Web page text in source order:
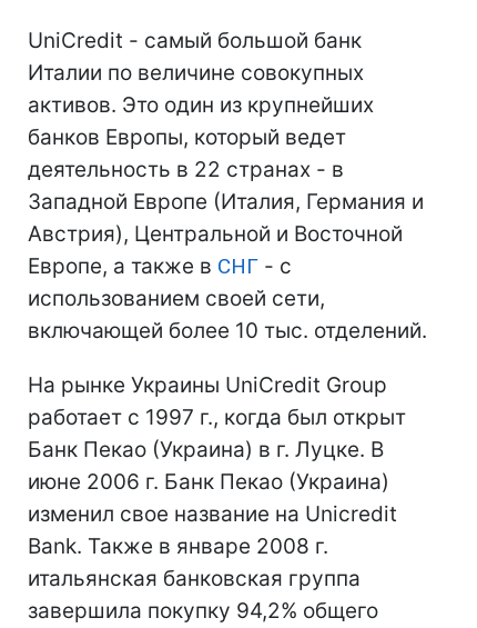
UniCredit - самый большой банк
Италии по величине совокупных
активов. Это один из крупнейших
банков Европы, который ведет
деятельность в 22 странах - в
Западной Европе (Италия, Германия и
Австрия), Центральной и Восточной
Европе, а также в СНГ - с
использованием своей сети,
включающей более 10 тыс. отделений.
На рынке Украины UniСredit Group
работает с 1997 г., когда был открыт
Банк Пекао (Украина) в г. Луцке. В
июне 2006 г. Банк Пекао (Украина)
изменил свое название на Unicredit
Bank. Также в январе 2008 г.
итальянская банковская группа
завершила покупку 94,2% общего